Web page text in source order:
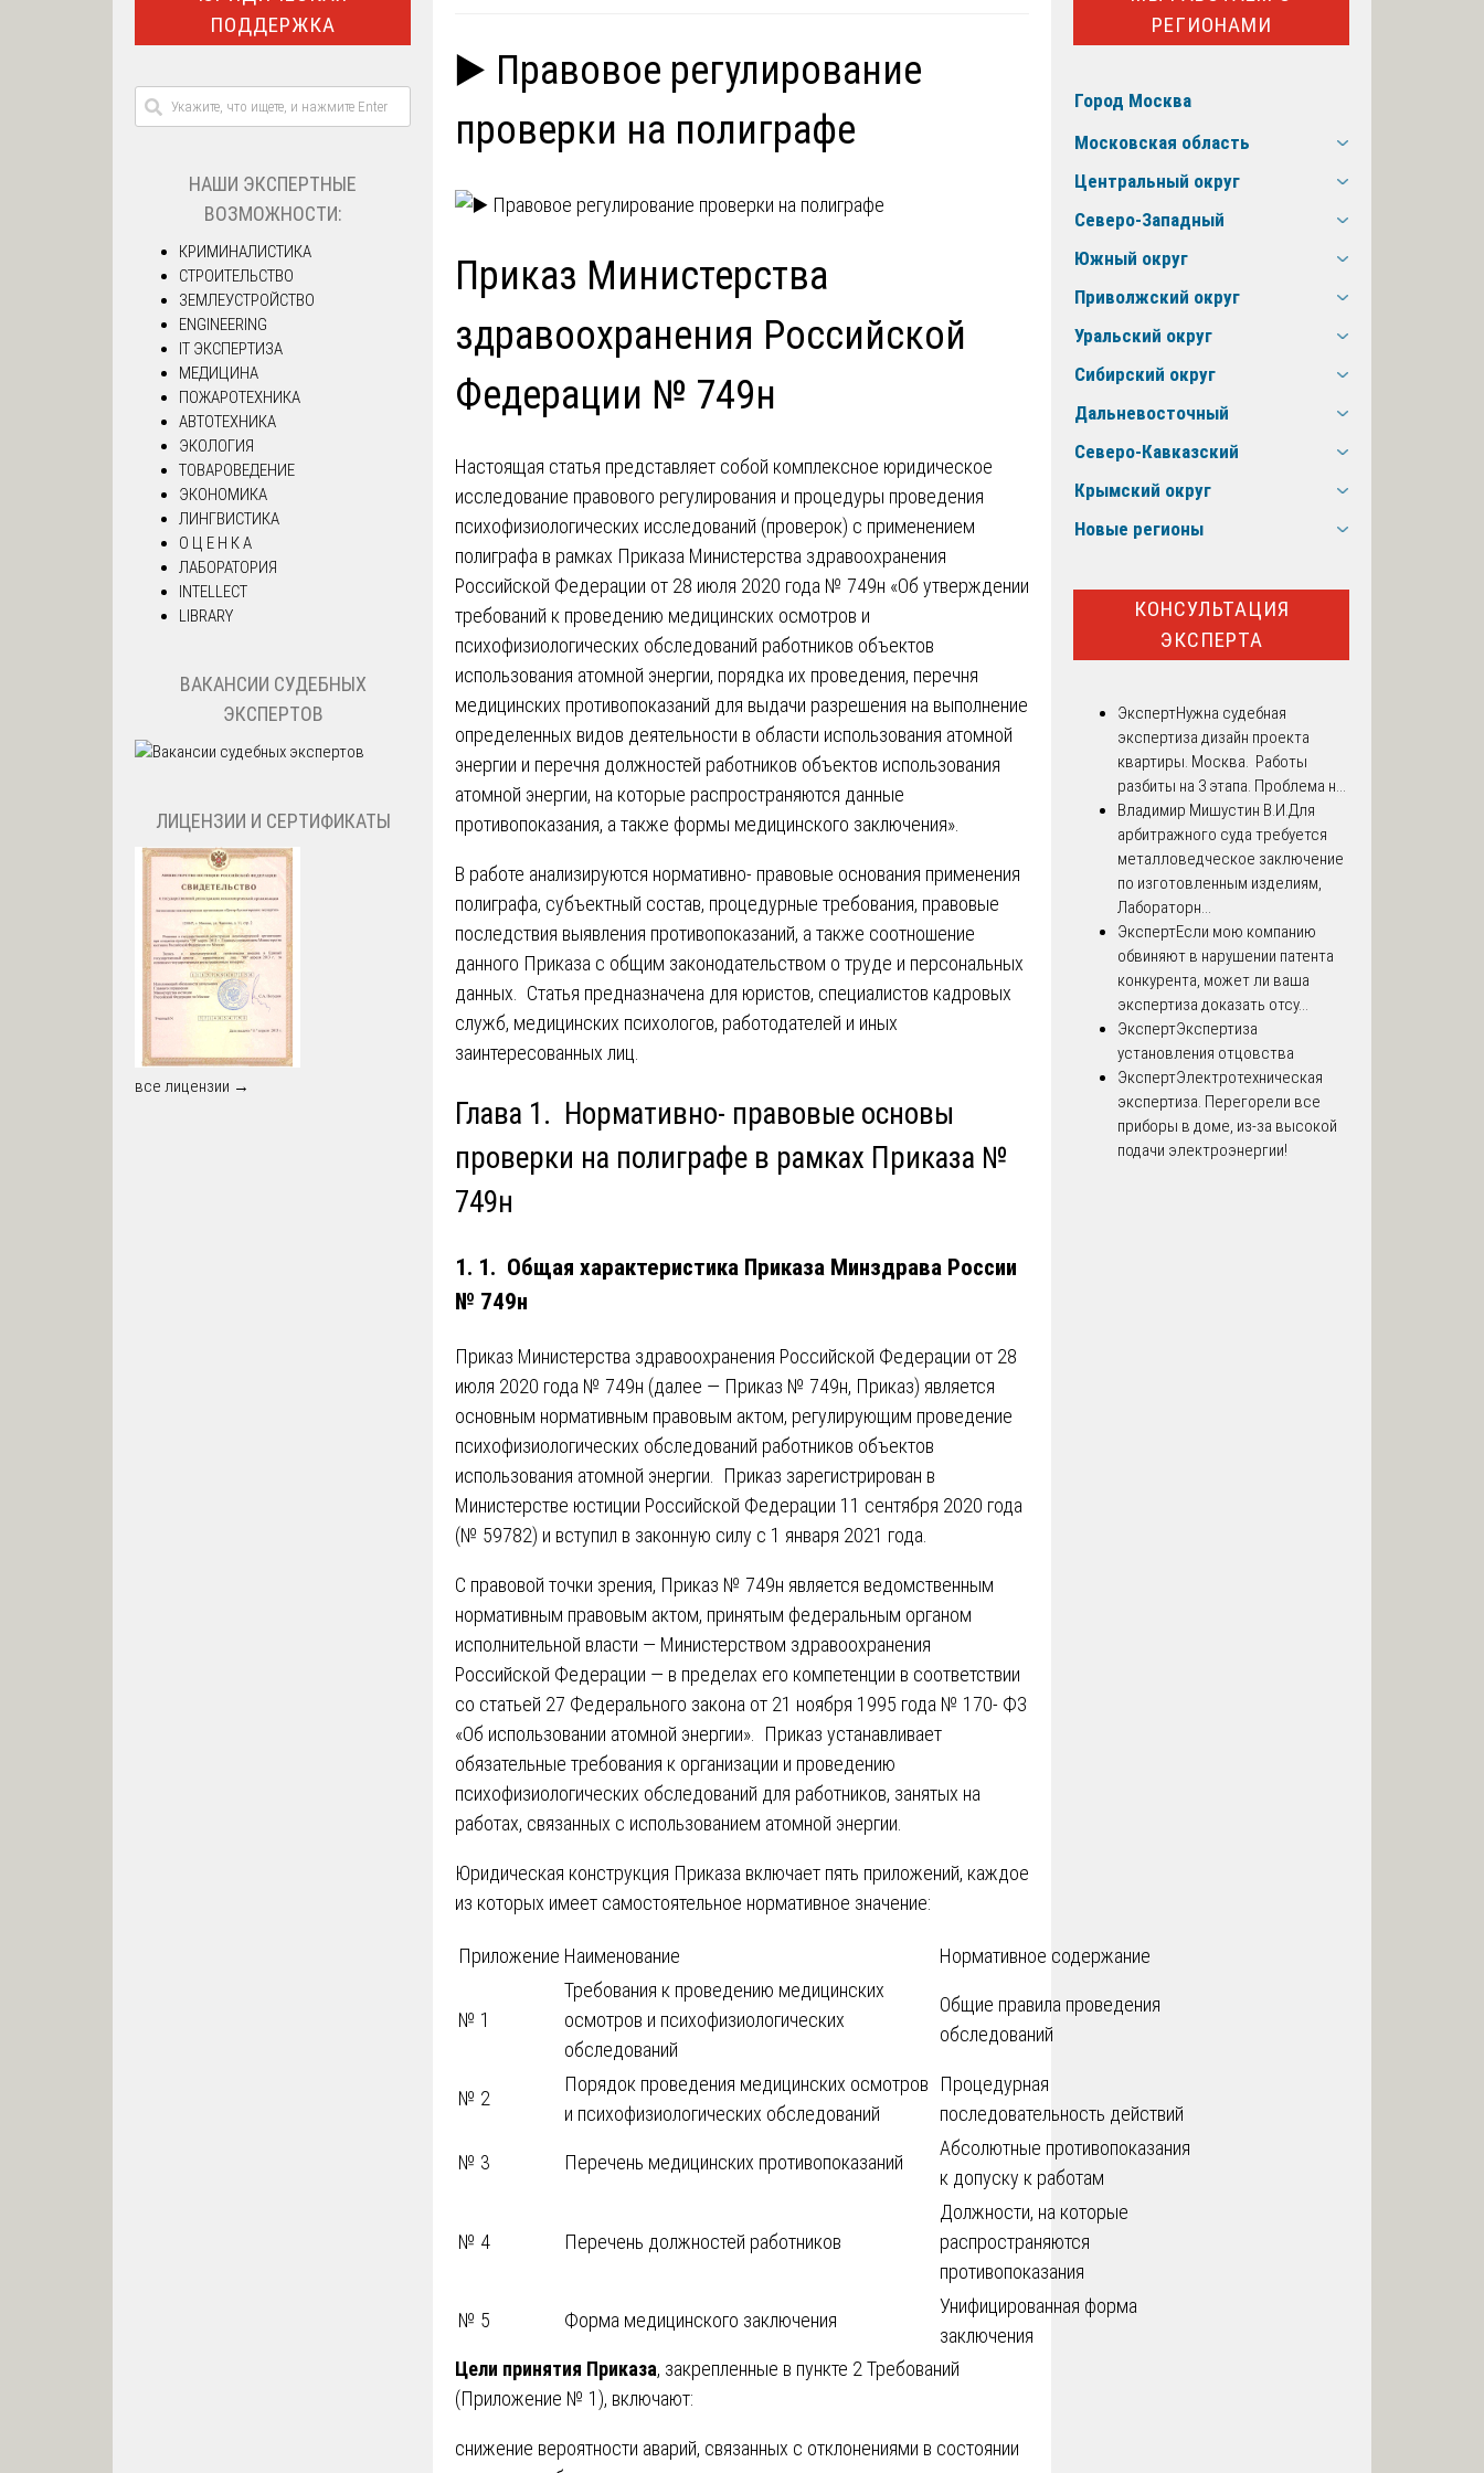
▶️ Правовое регулирование
проверки на полиграфе
Приказ Министерства
здравоохранения Российской
Федерации № 749н
Настоящая статья представляет собой комплексное юридическое
исследование правового регулирования и процедуры проведения
психофизиологических исследований (проверок) с применением
полиграфа в рамках Приказа Министерства здравоохранения
Российской Федерации от 28 июля 2020 года № 749н «Об утверждении
требований к проведению медицинских осмотров и
психофизиологических обследований работников объектов
использования атомной энергии, порядка их проведения, перечня
медицинских противопоказаний для выдачи разрешения на выполнение
определенных видов деятельности в области использования атомной
энергии и перечня должностей работников объектов использования
атомной энергии, на которые распространяются данные
противопоказания, а также формы медицинского заключения».
В работе анализируются нормативно- правовые основания применения
полиграфа, субъектный состав, процедурные требования, правовые
последствия выявления противопоказаний, а также соотношение
данного Приказа с общим законодательством о труде и персональных
данных. Статья предназначена для юристов, специалистов кадровых
служб, медицинских психологов, работодателей и иных
заинтересованных лиц.
Глава 1. Нормативно- правовые основы
проверки на полиграфе в рамках Приказа №
749н
1. 1. Общая характеристика Приказа Минздрава России
№ 749н
Приказ Министерства здравоохранения Российской Федерации от 28
июля 2020 года № 749н (далее — Приказ № 749н, Приказ) является
основным нормативным правовым актом, регулирующим проведение
психофизиологических обследований работников объектов
использования атомной энергии. Приказ зарегистрирован в
Министерстве юстиции Российской Федерации 11 сентября 2020 года
(№ 59782) и вступил в законную силу с 1 января 2021 года.
С правовой точки зрения, Приказ № 749н является ведомственным
нормативным правовым актом, принятым федеральным органом
исполнительной власти — Министерством здравоохранения
Российской Федерации — в пределах его компетенции в соответствии
со статьей 27 Федерального закона от 21 ноября 1995 года № 170- ФЗ
«Об использовании атомной энергии». Приказ устанавливает
обязательные требования к организации и проведению
психофизиологических обследований для работников, занятых на
работах, связанных с использованием атомной энергии.
Юридическая конструкция Приказа включает пять приложений, каждое
из которых имеет самостоятельное нормативное значение:
Приложение Наименование Нормативное содержание
№ 1
Требования к проведению медицинских
осмотров и психофизиологических
обследований
Общие правила проведения
обследований
№ 2
Порядок проведения медицинских осмотров
и психофизиологических обследований
Процедурная
последовательность действий
№ 3 Перечень медицинских противопоказаний
Абсолютные противопоказания
к допуску к работам
№ 4 Перечень должностей работников
Должности, на которые
распространяются
противопоказания
№ 5 Форма медицинского заключения
Унифицированная форма
заключения
Цели принятия Приказа, закрепленные в пункте 2 Требований
(Приложение № 1), включают:
снижение вероятности аварий, связанных с отклонениями в состоянии
ПОДДЕРЖКА
НАШИ ЭКСПЕРТНЫЕ
ВОЗМОЖНОСТИ:
КРИМИНАЛИСТИКА
СТРОИТЕЛЬСТВО
ЗЕМЛЕУСТРОЙСТВО
ENGINEERING
IT ЭКСПЕРТИЗА
МЕДИЦИНА
ПОЖАРОТЕХНИКА
АВТОТЕХНИКА
ЭКОЛОГИЯ
ТОВАРОВЕДЕНИЕ
ЭКОНОМИКА
ЛИНГВИСТИКА
О Ц Е Н К А
ЛАБОРАТОРИЯ
INTELLECT
LIBRARY
ВАКАНСИИ СУДЕБНЫХ
ЭКСПЕРТОВ
ЛИЦЕНЗИИ И СЕРТИФИКАТЫ
все лицензии →
РЕГИОНАМИ
Город Москва
Московская область
Центральный округ
Северо-Западный
Южный округ
Приволжский округ
Уральский округ
Сибирский округ
Дальневосточный
Северо-Кавказский
Крымский округ
Новые регионы
КОНСУЛЬТАЦИЯ
ЭКСПЕРТА
ЭкспертНужна судебная
экспертиза дизайн проекта
квартиры. Москва. Работы
разбиты на 3 этапа. Проблема н...
Владимир Мишустин В.И.Для
арбитражного суда требуется
металловедческое заключение
по изготовленным изделиям,
Лабораторн...
ЭкспертЕсли мою компанию
обвиняют в нарушении патента
конкурента, может ли ваша
экспертиза доказать отсу...
ЭкспертЭкспертиза
установления отцовства
ЭкспертЭлектротехническая
экспертиза. Перегорели все
приборы в доме, из-за высокой
подачи электроэнергии!